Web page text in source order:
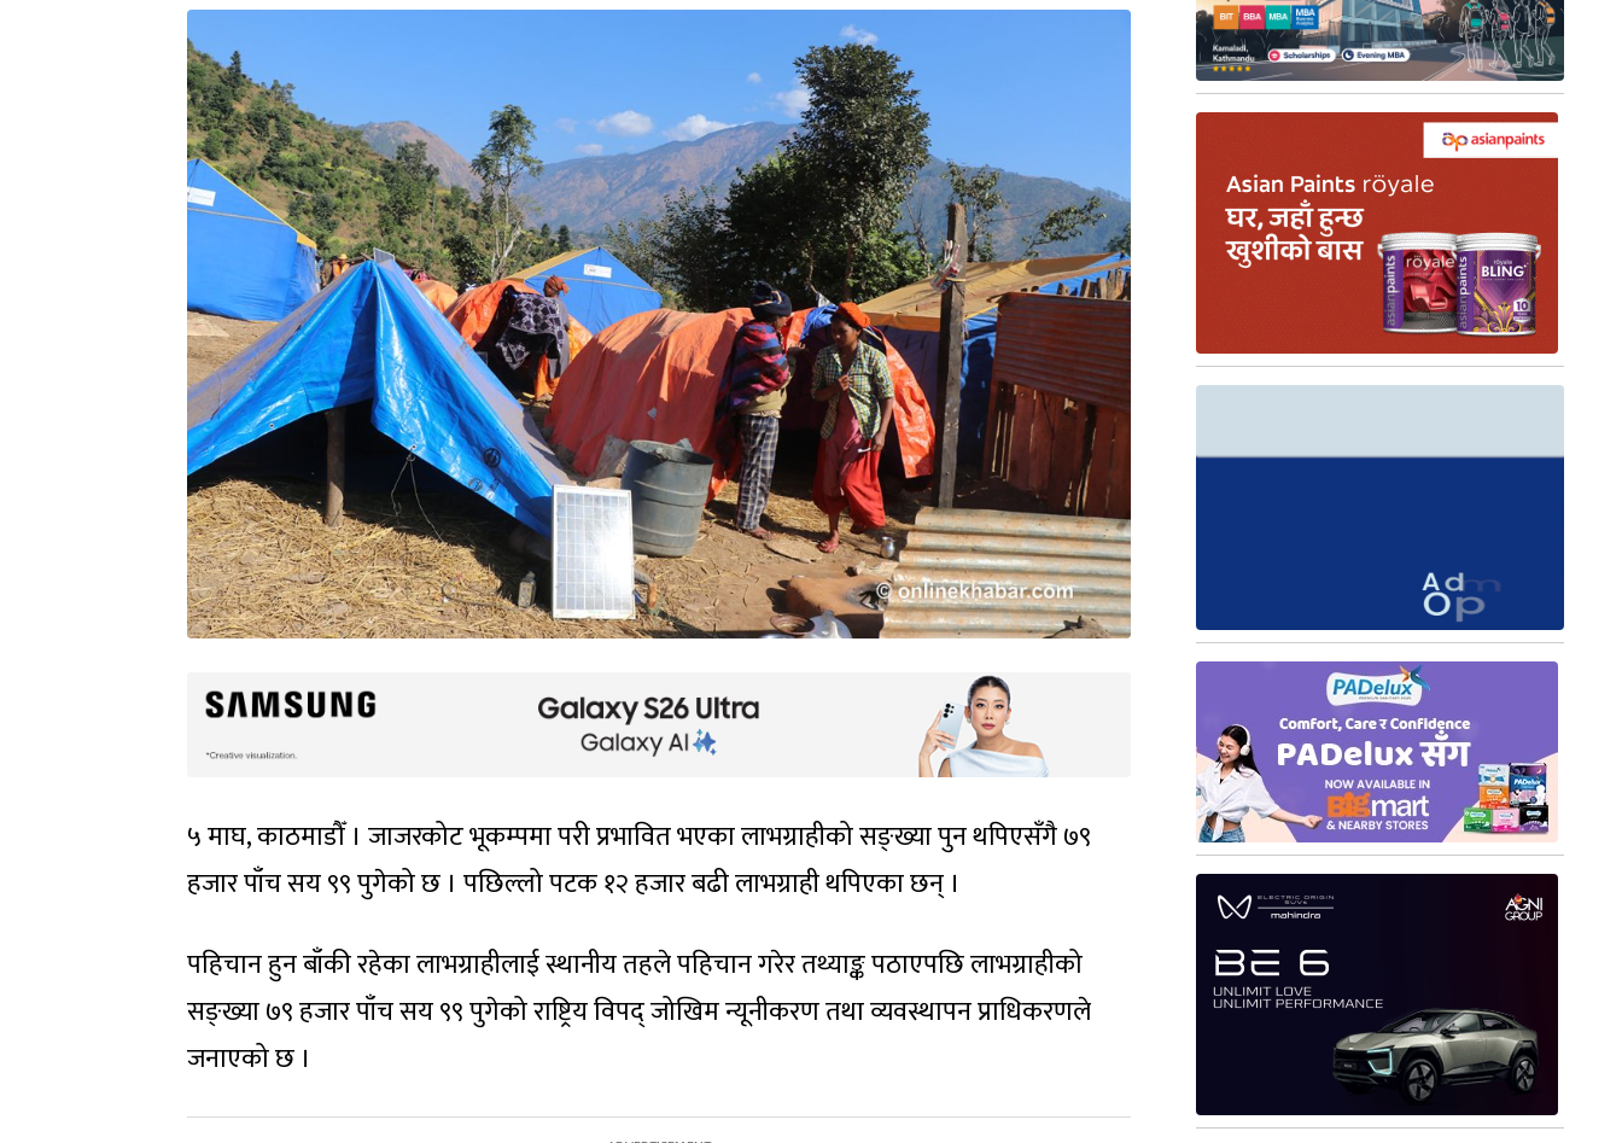
५ माघ, काठमाडौँ । जाजरकोट भूकम्पमा परी प्रभावित भएका लाभग्राहीको सङ्ख्या पुन थपिएसँगै ७९
हजार पाँच सय ९९ पुगेको छ । पछिल्लो पटक १२ हजार बढी लाभग्राही थपिएका छन् ।
पहिचान हुन बाँकी रहेका लाभग्राहीलाई स्थानीय तहले पहिचान गरेर तथ्याङ्क पठाएपछि लाभग्राहीको
सङ्ख्या ७९ हजार पाँच सय ९९ पुगेको राष्ट्रिय विपद् जोखिम न्यूनीकरण तथा व्यवस्थापन प्राधिकरणले
जनाएको छ ।